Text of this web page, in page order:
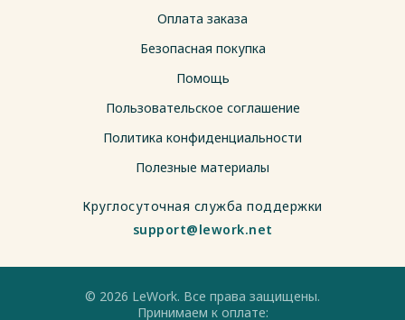
Оплата заказа
Безопасная покупка
Помощь
Пользовательское соглашение
Политика конфиденциальности
Полезные материалы
Круглосуточная служба поддержки
support@lework.net
© 2026 LeWork. Все права защищены.
Принимаем к оплате: